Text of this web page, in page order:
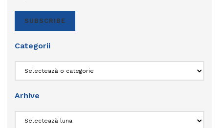
SUBSCRIBE
Categorii
Arhive